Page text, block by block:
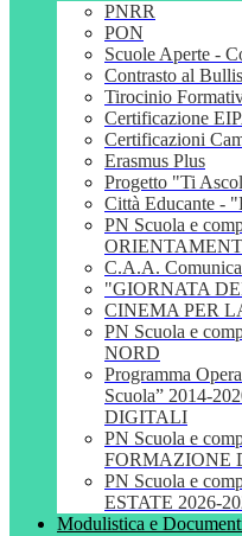
PNRR
PON
Scuole Aperte -
Contrasto al
Tirocinio
Certificazione
Certificazioni
Erasmus Plus
Progetto "Ti
Città Educante -
PN Scuola e
C.A.A.
"GIORNATA
CINEMA PER
PN Scuola e
NORD
Programma
Scuola” 2014-
DIGITALI
PN Scuola e
FORMAZIONE
PN Scuola e
ESTATE 2026-
Modulistica e